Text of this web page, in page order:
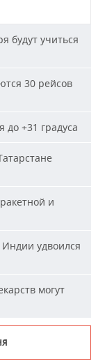
будут учиться
30 рейсов
до +31 градуса
и
удвоился
могут